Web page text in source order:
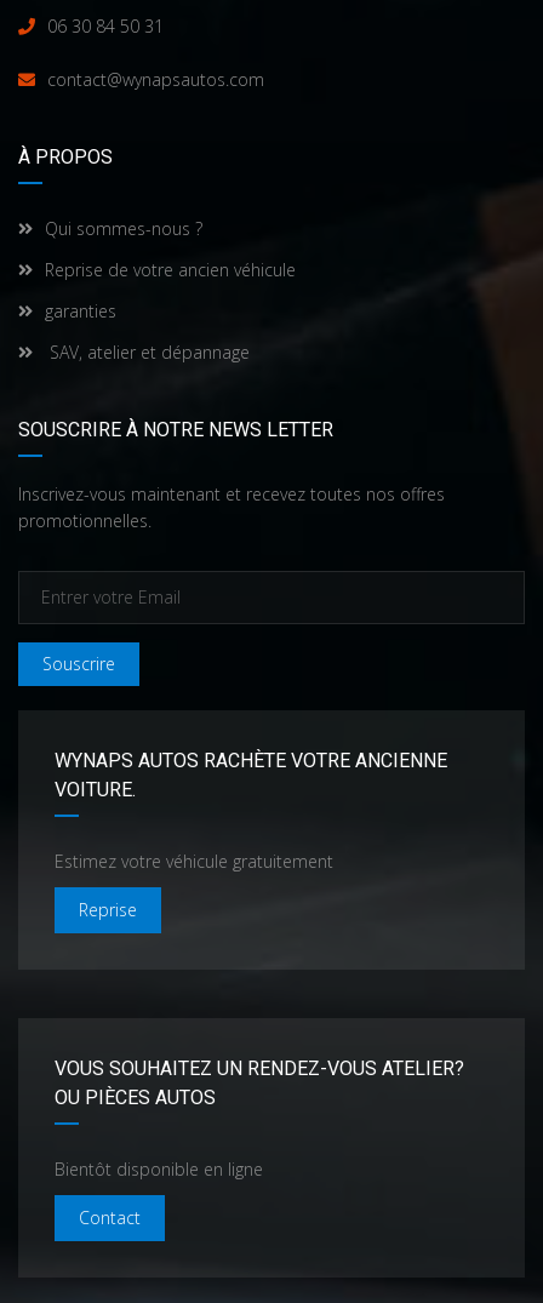
06 30 84 50 31
contact@wynapsautos.com
À PROPOS
Qui sommes-nous ?
Reprise de votre ancien véhicule
garanties
SAV, atelier et dépannage
SOUSCRIRE À NOTRE NEWS LETTER
Inscrivez-vous maintenant et recevez toutes nos offres
promotionnelles.
Souscrire
WYNAPS AUTOS RACHÈTE VOTRE ANCIENNE
VOITURE.
Estimez votre véhicule gratuitement
Reprise
VOUS SOUHAITEZ UN RENDEZ-VOUS ATELIER?
OU PIÈCES AUTOS
Bientôt disponible en ligne
Contact